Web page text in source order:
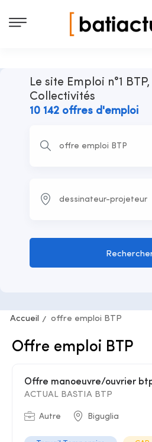
Le site Emploi n°1
Collectivités
10 142 offres d'emploi
Accueil offre emploi BTP
Offre emploi BTP
Offre manoeuvre/ouvrier
ACTUAL BASTIA BTP
Autre Biguglia